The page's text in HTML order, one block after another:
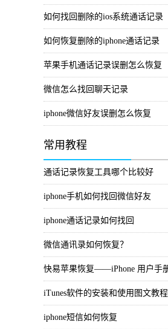
如何找回删除的ios系统通话记录
如何恢复删除的iphone通话记录
苹果手机通话记录误删怎么恢复
微信怎么找回聊天记录
iphone微信好友误删怎么恢复
常用教程
通话记录恢复工具哪个比较好
iphone手机如何找回微信好友
iphone通话记录如何找回
微信通讯录如何恢复？
快易苹果恢复——iPhone 用户手
iTunes软件的安装和使用图文教程
iphone短信如何恢复